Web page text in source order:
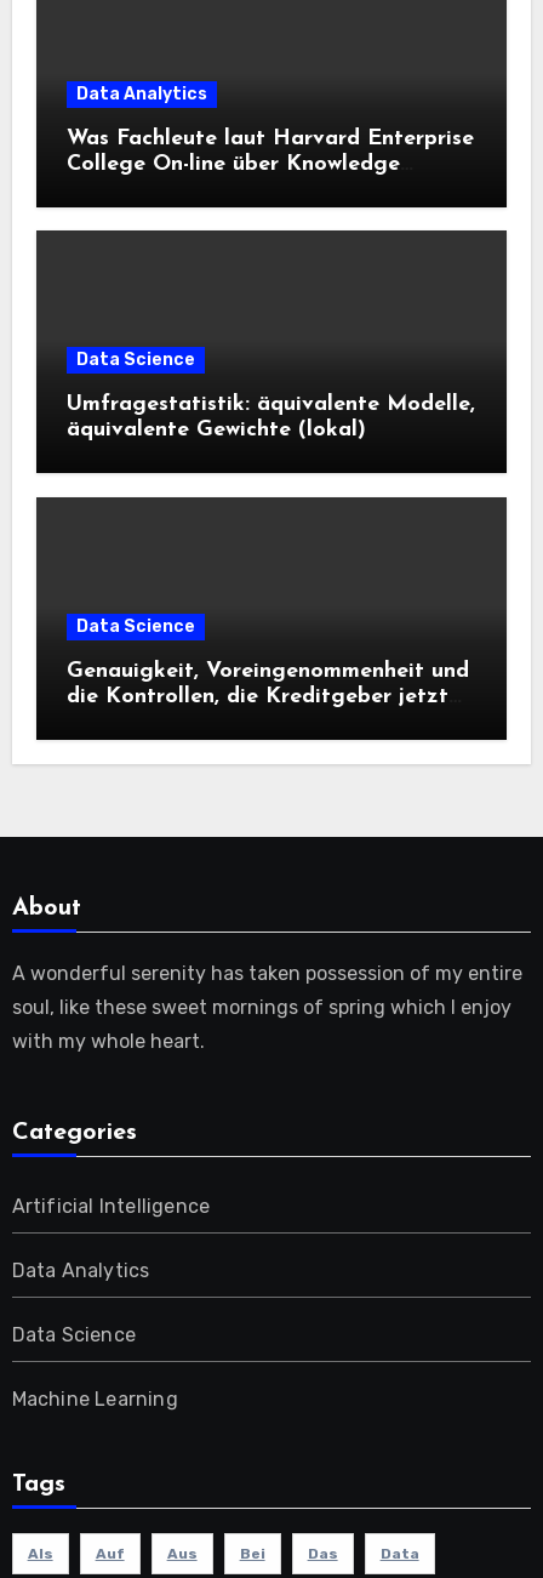
Data Analytics
Was Fachleute laut Harvard Enterprise
College On-line über Knowledge
Data Science
Umfragestatistik: äquivalente Modelle,
äquivalente Gewichte (lokal)
Data Science
Genauigkeit, Voreingenommenheit und
die Kontrollen, die Kreditgeber jetzt
About
A wonderful serenity has taken possession of my entire
soul, like these sweet mornings of spring which I enjoy
with my whole heart.
Categories
Artificial Intelligence
Data Analytics
Data Science
Machine Learning
Tags
Als Auf Aus Bei Das Data